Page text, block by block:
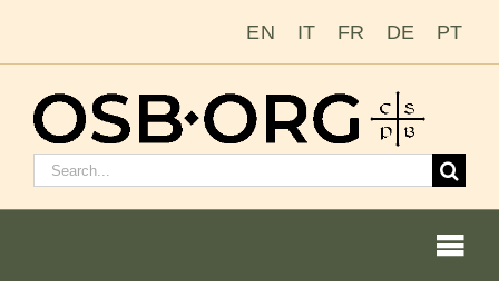
EN IT FR DE PT
Buscar: